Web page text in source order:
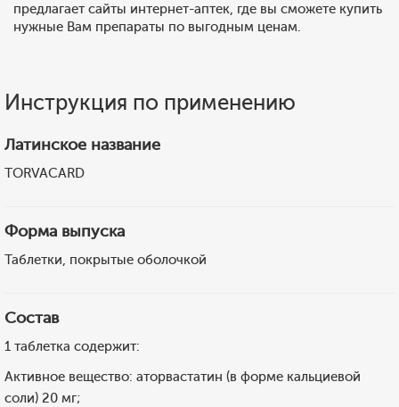
предлагает сайты интернет-аптек, где вы сможете купить
нужные Вам препараты по выгодным ценам.
Инструкция по применению
Латинское название
TORVACARD
Форма выпуска
Таблетки, покрытые оболочкой
Состав
1 таблетка содержит:
Активное вещество: аторвастатин (в форме кальциевой
соли) 20 мг;